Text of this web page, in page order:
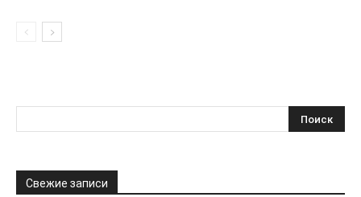
Свежие записи